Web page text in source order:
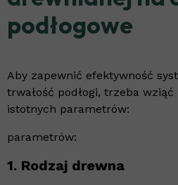
podłogowe
Aby zapewnić efektywność
trwałość podłogi, trzeba
istotnych parametrów:
parametrów:
1. Rodzaj drewna